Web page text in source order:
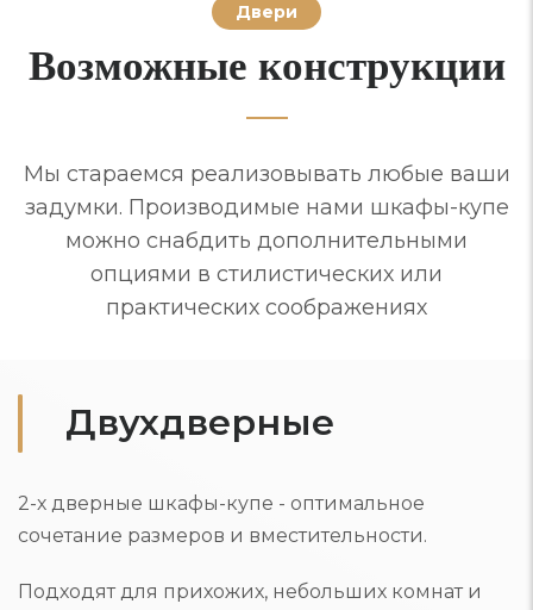
Двери
Возможные конструкции
Мы стараемся реализовывать любые ваши
задумки. Производимые нами шкафы-купе
можно снабдить дополнительными
опциями в стилистических или
практических соображениях
Двухдверные
2-х дверные шкафы-купе - оптимальное
сочетание размеров и вместительности.
Подходят для прихожих, небольших комнат и